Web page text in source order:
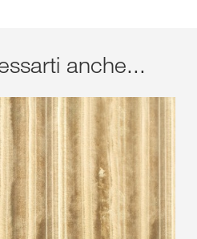
anche...